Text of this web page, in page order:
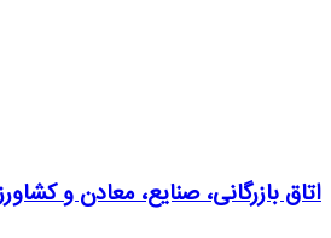
اتاق بازرگانی، صنایع، معادن و